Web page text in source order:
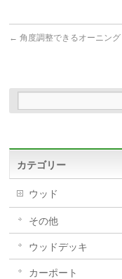
← 角度調整できるオーニング
カテゴリー
ウッド
その他
ウッドデッキ
カーポート